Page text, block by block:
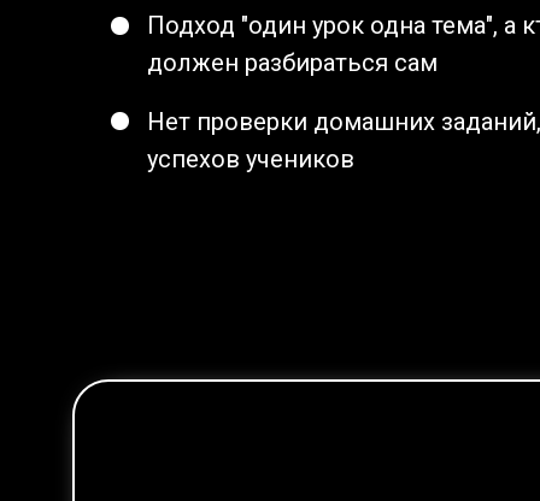
Подход "один урок одна тема", а
должен разбираться сам
Нет проверки домашних
успехов учеников